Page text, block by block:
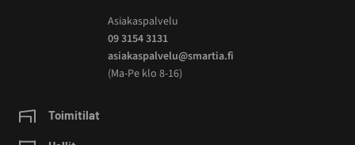
Asiakaspalvelu
09 3154 3131
asiakaspalvelu@smartia.fi
(Ma-Pe klo 8-16)
Toimitilat